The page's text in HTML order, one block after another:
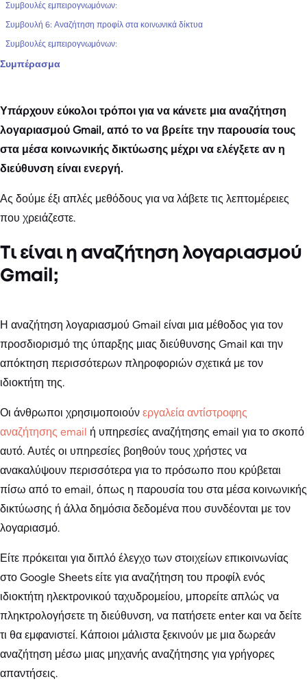
Συμβουλές εμπειρογνωμόνων:
Συμβουλή 6: Αναζήτηση προφίλ στα κοινωνικά δίκτυα
Συμβουλές εμπειρογνωμόνων:
Συμπέρασμα
Υπάρχουν εύκολοι τρόποι για να κάνετε μια αναζήτηση
λογαριασμού Gmail, από το να βρείτε την παρουσία τους
στα μέσα κοινωνικής δικτύωσης μέχρι να ελέγξετε αν η
διεύθυνση είναι ενεργή.
Ας δούμε έξι απλές μεθόδους για να λάβετε τις λεπτομέρειες
που χρειάζεστε.
Τι είναι η αναζήτηση λογαριασμού
Gmail;
Η αναζήτηση λογαριασμού Gmail είναι μια μέθοδος για τον
προσδιορισμό της ύπαρξης μιας διεύθυνσης Gmail και την
απόκτηση περισσότερων πληροφοριών σχετικά με τον
ιδιοκτήτη της.
Οι άνθρωποι χρησιμοποιούν εργαλεία αντίστροφης
αναζήτησης email ή υπηρεσίες αναζήτησης email για το σκοπό
αυτό. Αυτές οι υπηρεσίες βοηθούν τους χρήστες να
ανακαλύψουν περισσότερα για το πρόσωπο που κρύβεται
πίσω από το email, όπως η παρουσία του στα μέσα κοινωνικής
δικτύωσης ή άλλα δημόσια δεδομένα που συνδέονται με τον
λογαριασμό.
Είτε πρόκειται για διπλό έλεγχο των στοιχείων επικοινωνίας
στο Google Sheets είτε για αναζήτηση του προφίλ ενός
ιδιοκτήτη ηλεκτρονικού ταχυδρομείου, μπορείτε απλώς να
πληκτρολογήσετε τη διεύθυνση, να πατήσετε enter και να δείτε
τι θα εμφανιστεί. Κάποιοι μάλιστα ξεκινούν με μια δωρεάν
αναζήτηση μέσω μιας μηχανής αναζήτησης για γρήγορες
απαντήσεις.